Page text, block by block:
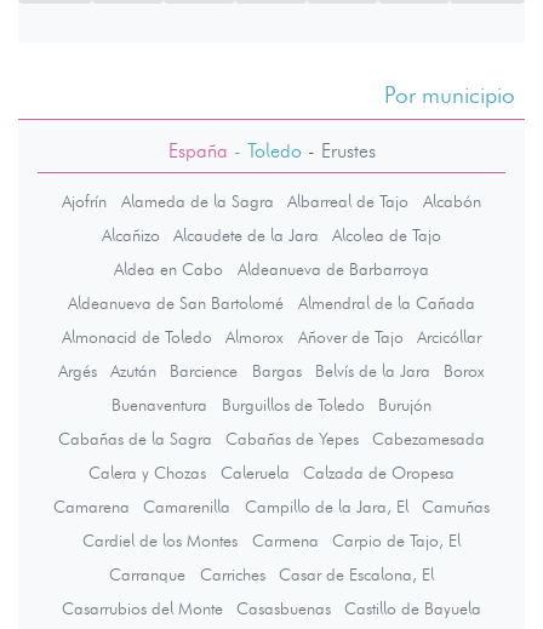
Por municipio
España - Toledo- Erustes
Ajofrín Alameda de la Sagra Albarreal de Tajo
Alcabón
Alcañizo
Alcaudete de la Jara
Alcolea de Tajo
Aldea en Cabo
Aldeanueva de Barbarroya
Aldeanueva de San Bartolomé
Almendral de la Cañada
Almonacid de Toledo
Almorox Añover de Tajo
Arcicóllar
Argés
Azután Barcience Bargas Belvís de la Jara
Borox
Buenaventura
Burguillos de Toledo
Burujón
Cabañas de la Sagra
Cabañas de Yepes
Cabezamesada
Calera y Chozas
Caleruela
Calzada de Oropesa
Camarena
Camarenilla Campillo de la Jara, El
Camuñas
Cardiel de los Montes
Carmena
Carpio de Tajo, El
Carranque
Carriches
Casar de Escalona, El
Casarrubios del Monte
Casasbuenas
Castillo de Bayuela